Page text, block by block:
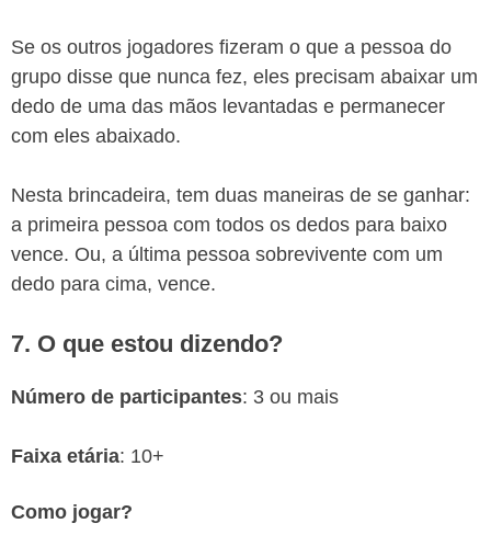
Se os outros jogadores fizeram o que a pessoa do
grupo disse que nunca fez, eles precisam abaixar um
dedo de uma das mãos levantadas e permanecer
com eles abaixado.
Nesta brincadeira, tem duas maneiras de se ganhar:
a primeira pessoa com todos os dedos para baixo
vence. Ou, a última pessoa sobrevivente com um
dedo para cima, vence.
7. O que estou dizendo?
Número de participantes: 3 ou mais
Faixa etária: 10+
Como jogar?